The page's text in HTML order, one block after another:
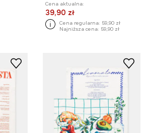
Cena aktualna:
39,90 zł
Cena regularna: 59,90 zł
Najniższa cena: 59,90 zł